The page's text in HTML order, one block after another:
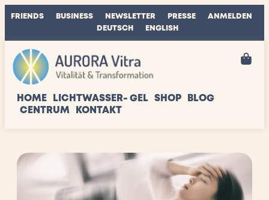
FRIENDS BUSINESS NEWSLETTER PRESSE
ANMELDEN
DEUTSCH
ENGLISH
HOME LICHTWASSER- GEL SHOP
BLOG
CENTRUM
KONTAKT